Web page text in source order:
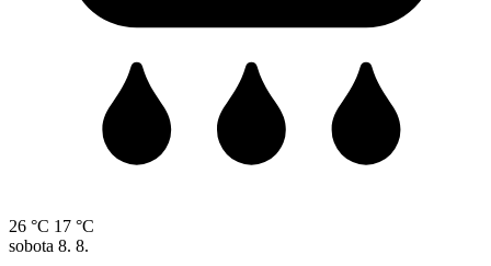
26 °C 17 °C
sobota 8. 8.